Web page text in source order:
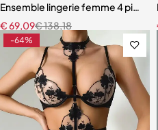
Ensemble lingerie femme 4
€138,18
€69,09
-64%